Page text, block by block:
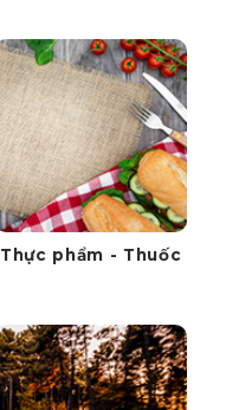
Thực phẩm - Thuốc